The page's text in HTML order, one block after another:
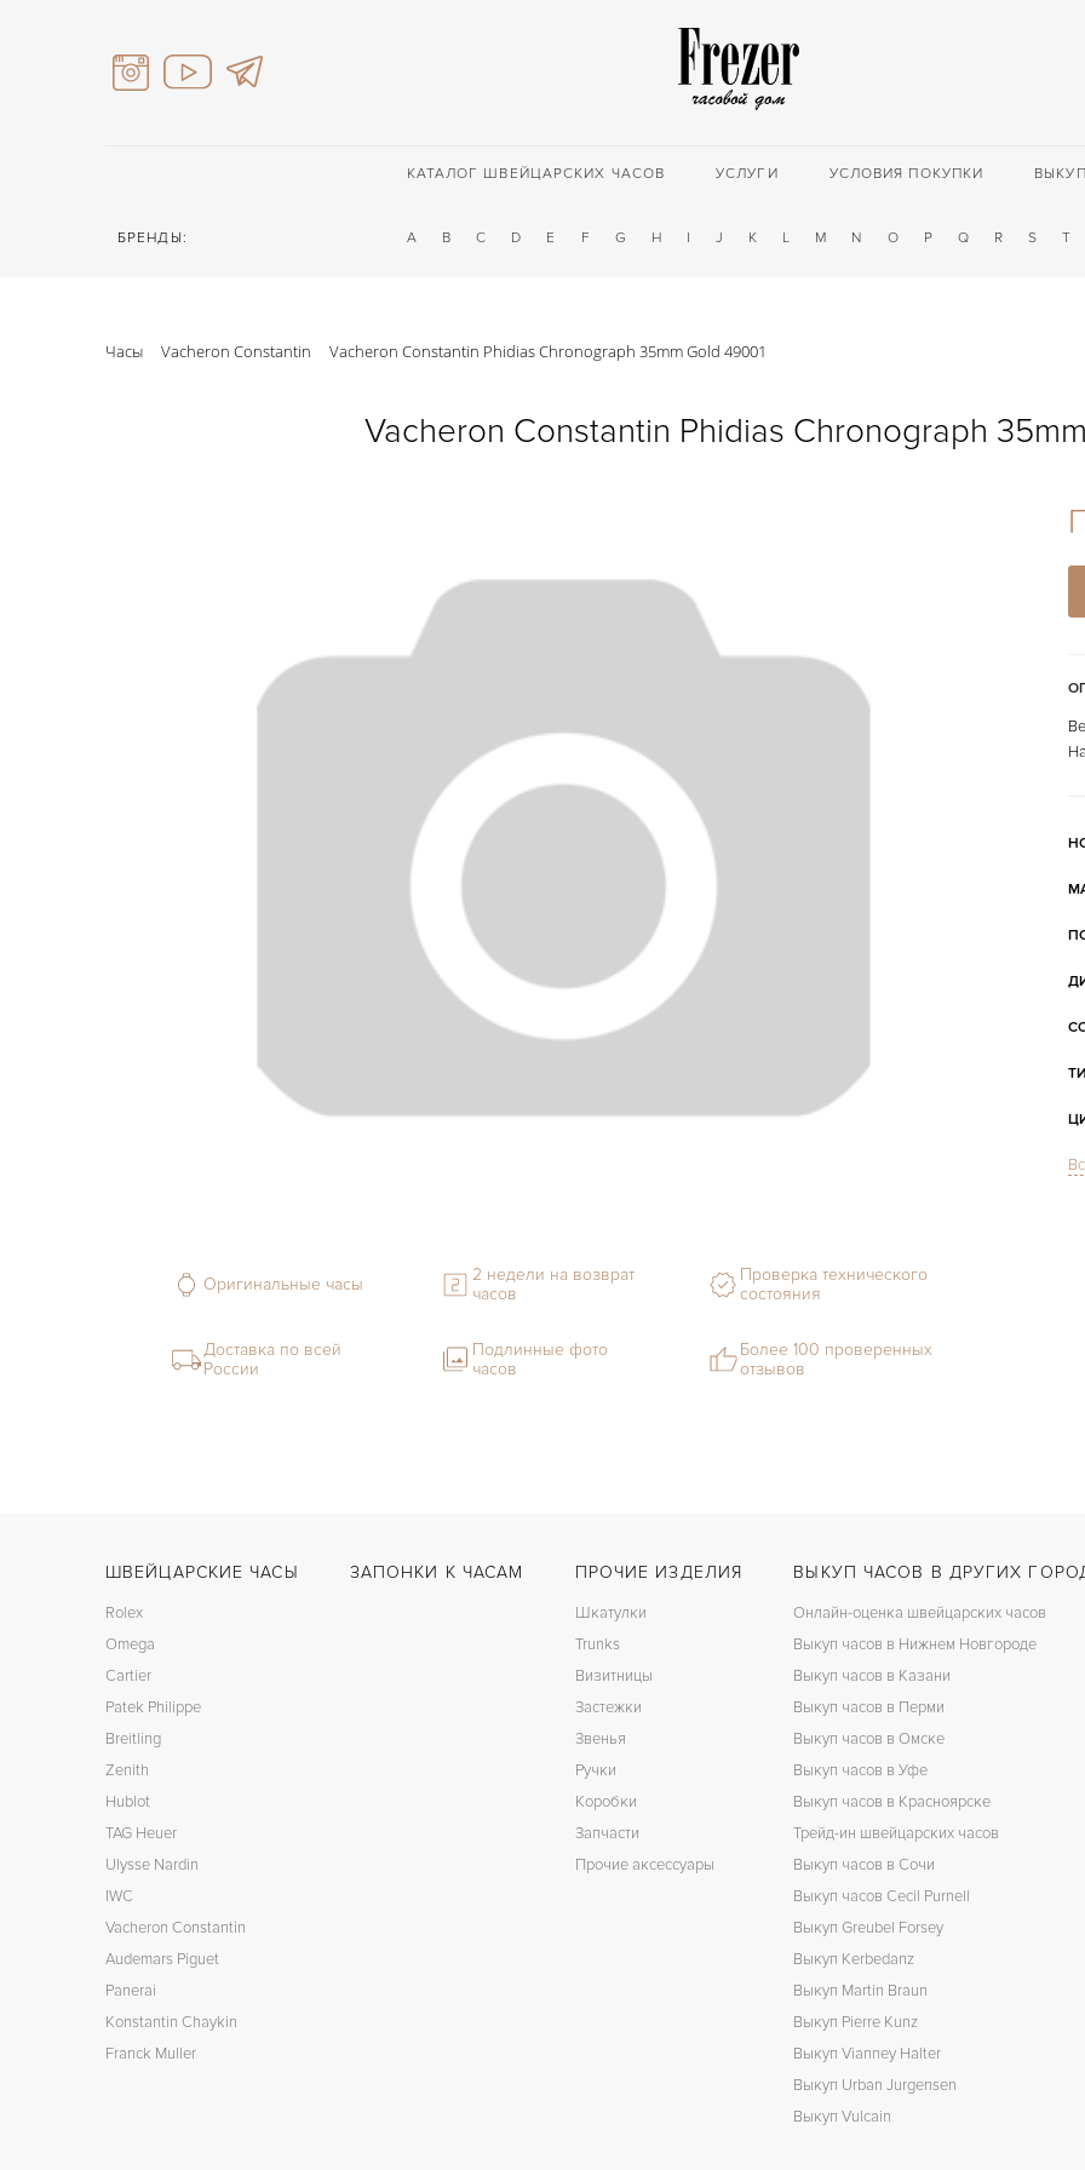
КАТАЛОГ ШВЕЙЦАРСКИХ ЧАСОВ УСЛУГИ УСЛОВИЯ ПОКУПКИ ВЫКУП
БРЕНДЫ: A B C D E F G H I J K L M N O P Q R S T
Часы Vacheron Constantin Vacheron Constantin Phidias Chronograph 35mm Gold 49001
Vacheron Constantin Phidias Chronograph
Оригинальные часы
2 недели на возврат
часов
Проверка технического
состояния
Доставка по всей
России
Подлинные фото
часов
Более 100 проверенных
отзывов
ШВЕЙЦАРСКИЕ ЧАСЫ
Rolex
Omega
Cartier
Patek Philippe
Breitling
Zenith
Hublot
TAG Heuer
Ulysse Nardin
IWC
Vacheron Constantin
Audemars Piguet
Panerai
Konstantin Chaykin
Franck Muller
ЗАПОНКИ К ЧАСАМ ПРОЧИЕ ИЗДЕЛИЯ
Шкатулки
Trunks
Визитницы
Застежки
Звенья
Ручки
Коробки
Запчасти
Прочие аксессуары
ВЫКУП ЧАСОВ В ДРУГИХ
Онлайн-оценка швейцарских часов
Выкуп часов в Нижнем Новгороде
Выкуп часов в Казани
Выкуп часов в Перми
Выкуп часов в Омске
Выкуп часов в Уфе
Выкуп часов в Красноярске
Трейд-ин швейцарских часов
Выкуп часов в Сочи
Выкуп часов Cecil Purnell
Выкуп Greubel Forsey
Выкуп Kerbedanz
Выкуп Martin Braun
Выкуп Pierre Kunz
Выкуп Vianney Halter
Выкуп Urban Jurgensen
Выкуп Vulcain